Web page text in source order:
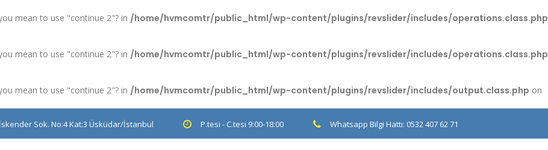
mean to use "continue 2"? in /home/hvmcomtr/public_html/wp-content/plugins/revslider/includes/operations.class.php
mean to use "continue 2"? in /home/hvmcomtr/public_html/wp-content/plugins/revslider/includes/operations.class.php
mean to use "continue 2"? in /home/hvmcomtr/public_html/wp-content/plugins/revslider/includes/output.class.php on
Sok. No:4 Kat:3 Üsküdar/İstanbul P.tesi - C.tesi 9:00-18:00 Whatsapp Bilgi Hattı: 0532 407 62 71